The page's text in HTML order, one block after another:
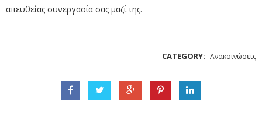
απευθείας συνεργασία σας μαζί της.
CATEGORY: Ανακοινώσεις